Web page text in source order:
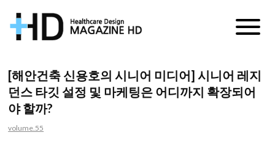
거
진
[해안건축 신용호의 시니어 미디어] 시니어 레지
던스 타깃 설정 및 마케팅은 어디까지 확장되어
야 할까?
volume.55